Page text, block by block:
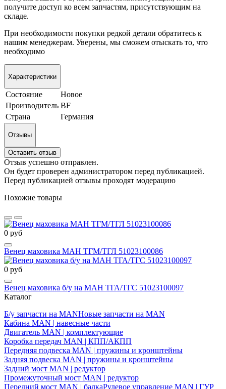
получите доступ ко всем запчастям, присутствующим на
складе.
При необходимости покупки редкой детали обратитесь к
нашим менеджерам. Уверены, мы сможем отыскать то, что
необходимо
Характеристики
Состояние
Новое
Производитель BF
Страна
Германия
Отзывы
Оставить отзыв
Отзыв успешно отправлен.
Он будет проверен администратором перед публикацией.
Перед публикацией отзывы проходят модерацию
Похожие товары
0 руб
Венец маховика МАН ТГМ/ТГЛ 51023100086
0 руб
Венец маховика б/у на МАН ТГА/ТГС 51023100097
Каталог
Б/у запчасти на MANНовые запчасти на MAN
Кабина MAN | навесные части
Двигатель MAN | комплектующие
Коробка передач MAN | КПП/АКПП
Передняя подвеска MAN | пружины и кронштейны
Задняя подвеска MAN | пружины и кронштейны
Задний мост MAN | редуктор
Промежуточный мост MAN | редуктор
Передний мост MAN | балкаРулевое управление MAN | ГУР